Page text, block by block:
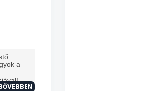
a